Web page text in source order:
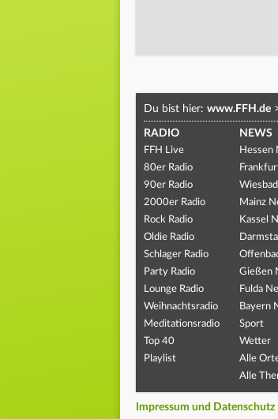
Du bist hier: www.FFH.de
RADIO
FFH Live
80er Radio
90er Radio
2000er Radio
Rock Radio
Oldie Radio
Schlager Radio
Party Radio
Lounge Radio
Weihnachtsradio
Meditationsradio
Top 40
Playlist
NEWS
Hessen
Mainz
Kassel
Gießen
Fulda
Bayern
Sport
Wetter
Alle
Alle
Impressum und Datenschutz